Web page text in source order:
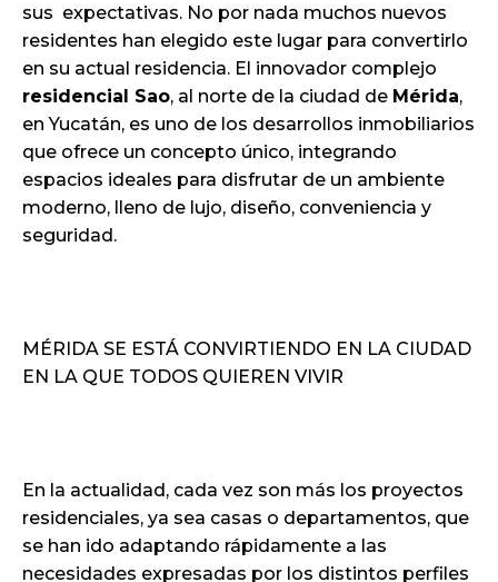
sus expectativas. No por nada muchos nuevos
residentes han elegido este lugar para convertirlo
en su actual residencia. El innovador complejo
residencial Sao, al norte de la ciudad de Mérida,
en Yucatán, es uno de los desarrollos inmobiliarios
que ofrece un concepto único, integrando
espacios ideales para disfrutar de un ambiente
moderno, lleno de lujo, diseño, conveniencia y
seguridad.
MÉRIDA SE ESTÁ CONVIRTIENDO EN LA CIUDAD
EN LA QUE TODOS QUIEREN VIVIR
En la actualidad, cada vez son más los proyectos
residenciales, ya sea casas o departamentos, que
se han ido adaptando rápidamente a las
necesidades expresadas por los distintos perfiles